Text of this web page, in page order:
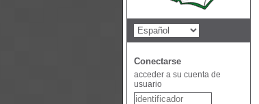
Conectarse
acceder a su cuenta de
usuario